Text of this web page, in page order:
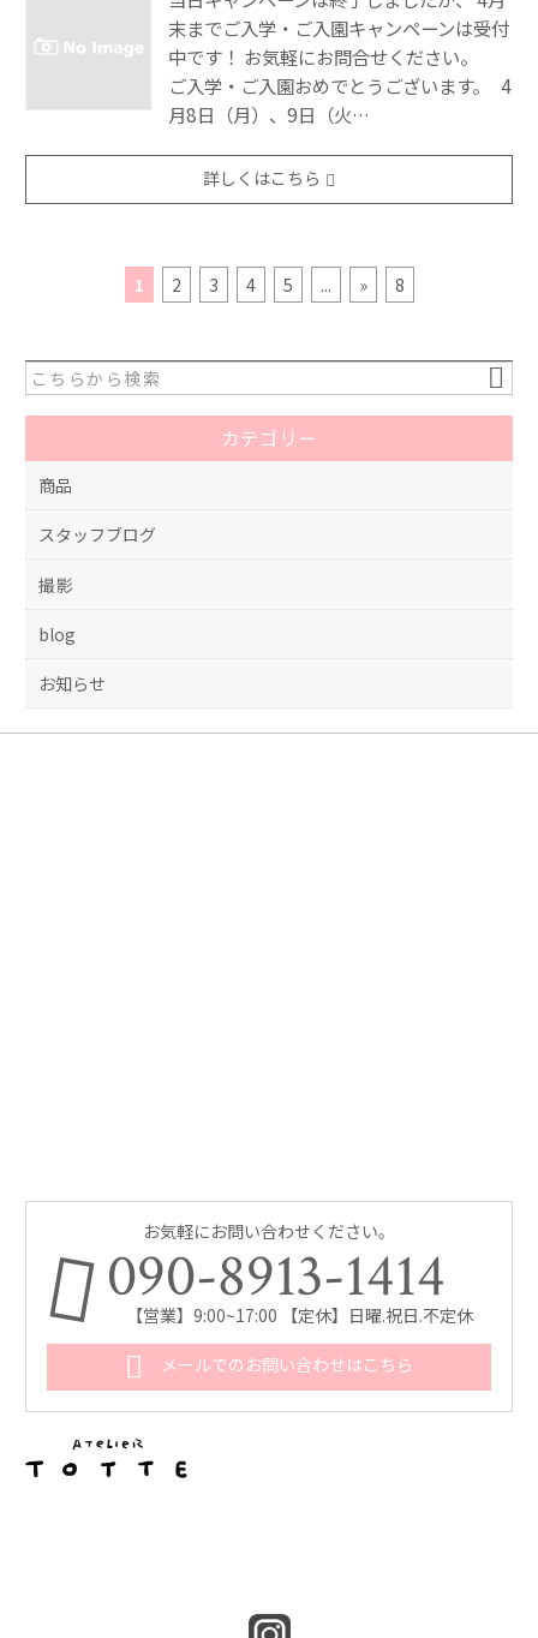
末までご入学・ご入園キャンペーンは受付
中です！ お気軽にお問合せください。
ご入学・ご入園おめでとうございます。 4
月8日（月）、9日（火…
詳しくはこちら
1 2 3 4 5 ... » 8
カテゴリー
商品
スタッフブログ
撮影
blog
お知らせ
お気軽にお問い合わせください。
090-8913-1414
【営業】9:00~17:00 【定休】日曜.祝日.不定休
メールでのお問い合わせはこちら